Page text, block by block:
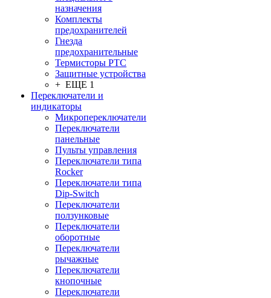
назначения
Комплекты
предохранителей
Гнезда
предохранительные
Термисторы PTC
Защитные устройства
+ ЕЩЕ 1
Переключатели и
индикаторы
Микропереключатели
Переключатели
панельные
Пульты управления
Переключатели типа
Rocker
Переключатели типа
Dip-Switch
Переключатели
ползунковые
Переключатели
оборотные
Переключатели
рычажные
Переключатели
кнопочные
Переключатели